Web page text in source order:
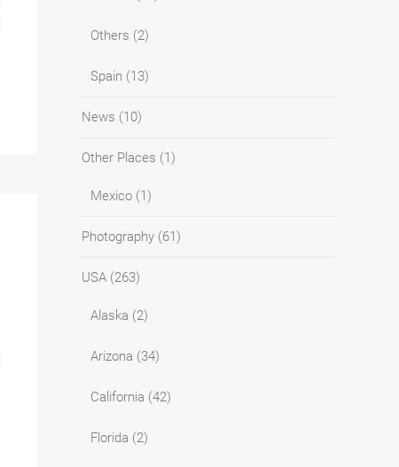
Others (2)
Spain (13)
News (10)
Other Places (1)
Mexico (1)
Photography (61)
USA (263)
Alaska (2)
Arizona (34)
California (42)
Florida (2)